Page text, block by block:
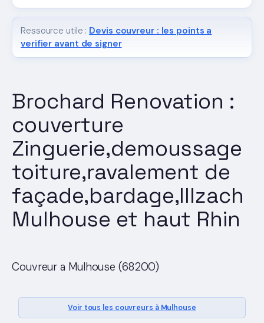
Brochard Renovation :
couverture
Zinguerie,demoussage
toiture,ravalement de
façade,bardage,Illzach
Mulhouse et haut Rhin
Couvreur a Mulhouse (68200)
Voir tous les couvreurs à Mulhouse
Ressource utile : Devis couvreur : les points a
verifier avant de signer